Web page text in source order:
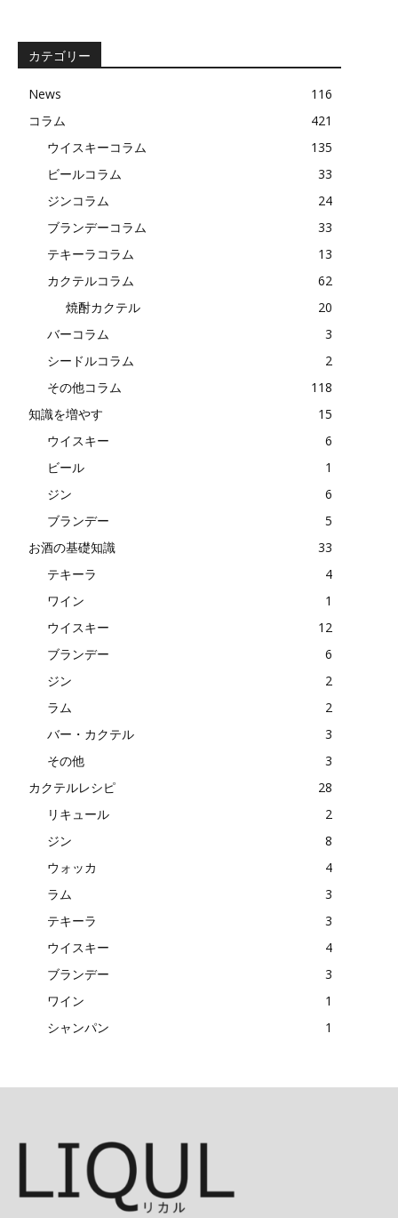
事
カテゴリー
News
116
コラム
421
ウイスキーコラム
135
ビールコラム
33
ジンコラム
24
ブランデーコラム
33
テキーラコラム
13
カクテルコラム
62
焼酎カクテル
20
バーコラム
3
シードルコラム
2
その他コラム
118
知識を増やす
15
ウイスキー
6
ビール
1
ジン
6
ブランデー
5
お酒の基礎知識
33
テキーラ
4
ワイン
1
ウイスキー
12
ブランデー
6
ジン
2
ラム
2
バー・カクテル
3
その他
3
カクテルレシピ
28
リキュール
2
ジン
8
ウォッカ
4
ラム
3
テキーラ
3
ウイスキー
4
ブランデー
3
ワイン
1
シャンパン
1